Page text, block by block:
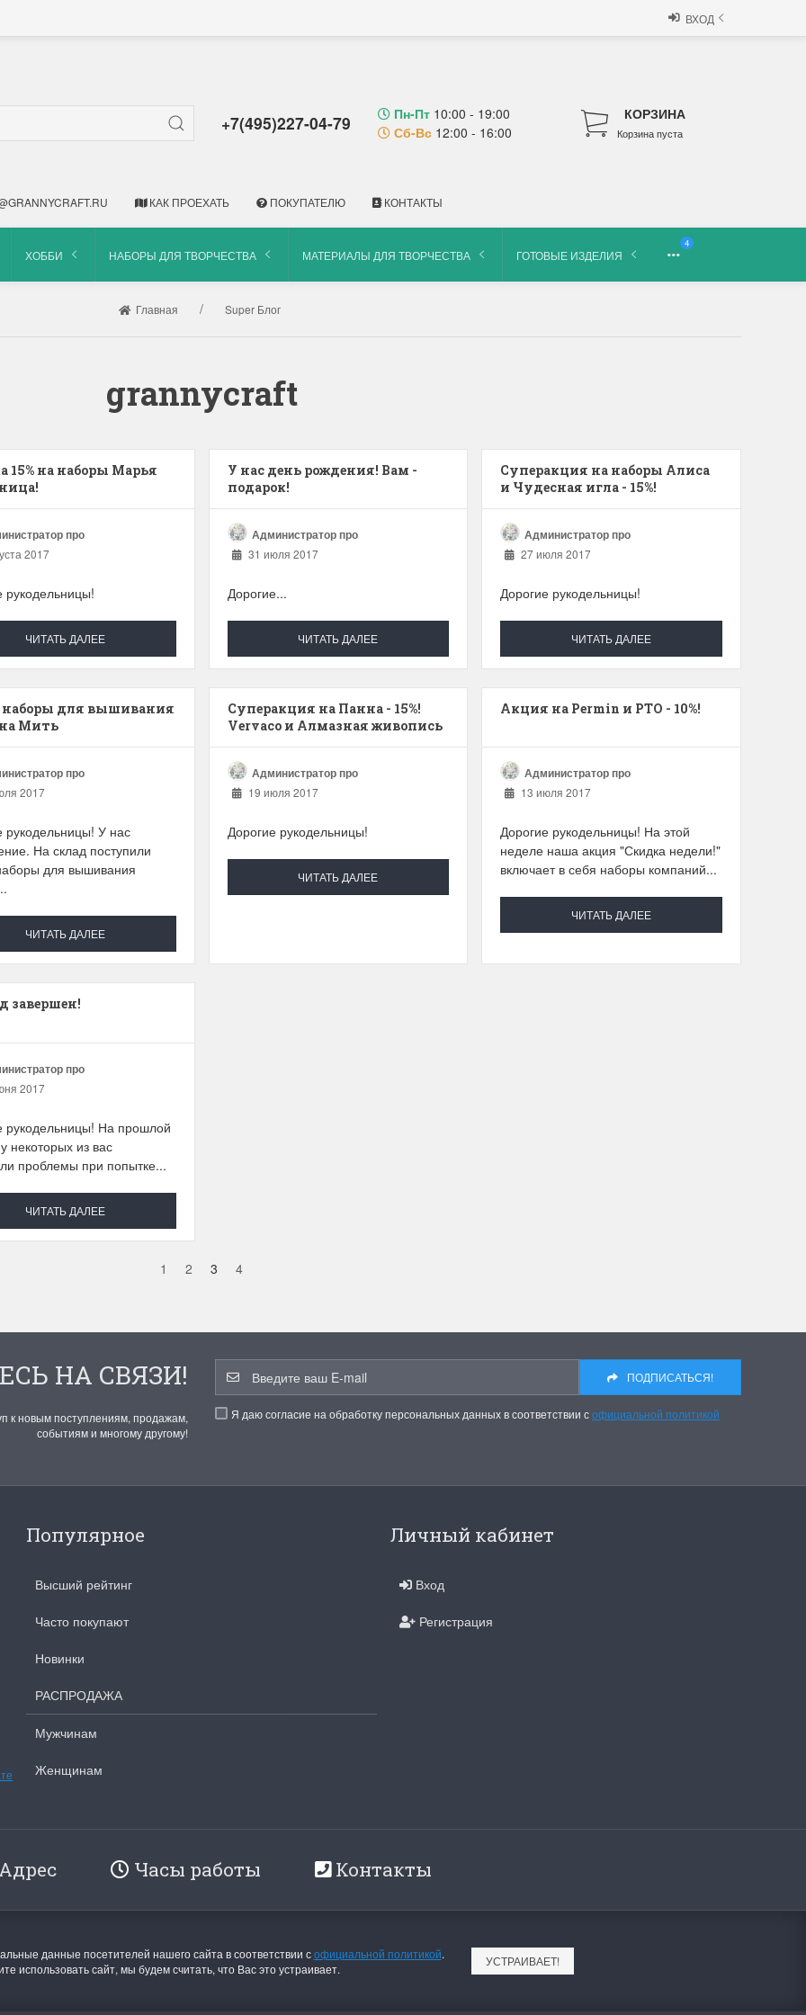
ВХОД
+7(495)227-04-79 Пн-Пт 10:00 - 19:00
Сб-Вс 12:00 - 16:00
КОРЗИНА
Корзина пуста
КАК ПРОЕХАТЬ ПОКУПАТЕЛЮ КОНТАКТЫ
ХОББИ НАБОРЫ ДЛЯ ТВОРЧЕСТВА МАТЕРИАЛЫ ДЛЯ ТВОРЧЕСТВА ГОТОВЫЕ ИЗДЕЛИЯ
4
наборов Dimensions
сборки. Спешите купить...
На склад приехали новинки от всеми
любимых "Чудесной иглы" и "Жар-Птицы"....
На складе пополнение наборов от
многими бренда Dimensions. Качество,...
Главная Super Блог
grannycraft
15% на наборы Марья
про
2017
рукодельницы!
ЧИТАТЬ ДАЛЕЕ
У нас день рождения! Вам -
подарок!
Администратор про
31 июля 2017
Дорогие...
ЧИТАТЬ ДАЛЕЕ
Суперакция на наборы Алиса
и Чудесная игла - 15%!
Администратор про
27 июля 2017
Дорогие рукодельницы!
ЧИТАТЬ ДАЛЕЕ
наборы для вышивания
Мить
про
2017
рукодельницы! У нас
На склад поступили
для вышивания
ЧИТАТЬ ДАЛЕЕ
Суперакция на Панна - 15%!
Vervaco и Алмазная живопись
- 10%!
Администратор про
19 июля 2017
Дорогие рукодельницы!
ЧИТАТЬ ДАЛЕЕ
Акция на Permin и РТО - 10%!
Администратор про
13 июля 2017
Дорогие рукодельницы! На этой
неделе наша акция "Скидка недели!"
включает в себя наборы компаний...
ЧИТАТЬ ДАЛЕЕ
завершен!
про
2017
рукодельницы! На прошлой
некоторых из вас
проблемы при попытке...
ЧИТАТЬ ДАЛЕЕ
1 2 3 4
НА СВЯЗИ!
к новым поступлениям, продажам,
событиям и многому другому!
ПОДПИСАТЬСЯ!
Я даю согласие на обработку персональных данных в соответствии софициальной политикой
Популярное
Высший рейтинг
Часто покупают
Новинки
РАСПРОДАЖА
Мужчинам
Женщинам
Личный кабинет
Вход
Регистрация
Адрес Часы работы Контакты
данные посетителей нашего сайта в соответствии софициальной политикой.
использовать сайт, мы будем считать, что Вас это устраивает.
УСТРАИВАЕТ!